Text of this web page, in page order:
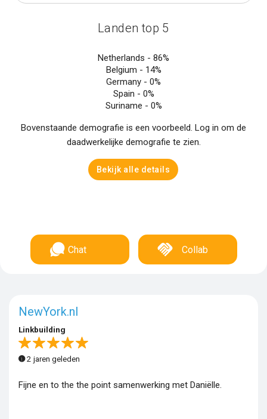
Landen top 5
Netherlands - 86%
Belgium - 14%
Germany - 0%
Spain - 0%
Suriname - 0%
Bovenstaande demografie is een voorbeeld. Log in om de
daadwerkelijke demografie te zien.
Bekijk alle details
Chat Collab
NewYork.nl
Linkbuilding
2 jaren geleden
Fijne en to the the point samenwerking met Daniëlle.